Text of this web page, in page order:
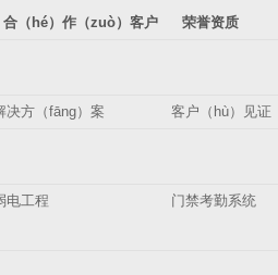
合（hé）作（zuò）客户 荣誉资质
决方（fāng）案 客户（hù）见证
电工程
门禁考勤系统